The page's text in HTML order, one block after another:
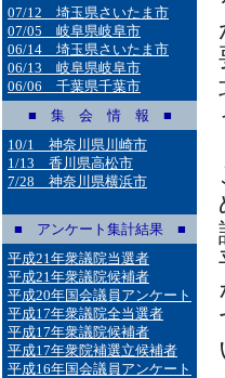
07/12 埼玉県さいたま市
07/05 岐阜県岐阜市
06/14 埼玉県さいたま市
06/13 岐阜県岐阜市
06/06 千葉県千葉市
■ 集 会 情 報 ■
10/1 神奈川県川崎市
1/13 香川県高松市
7/28 神奈川県横浜市
■ アンケート集計結果 ■
平成21年衆議院当選者
平成21年衆議院候補者
平成20年国会議員アンケート
平成17年衆議院全当選者
平成17年衆議院候補者
平成17年衆院補選立候補者
平成16年国会議員アンケート